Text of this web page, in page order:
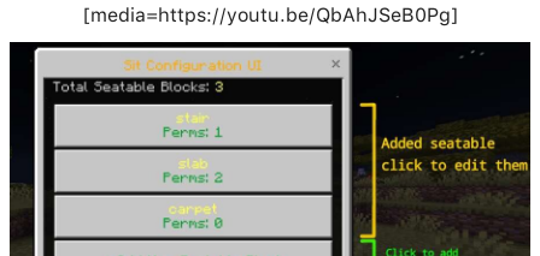
[media=https://youtu.be/QbAhJSeB0Pg]